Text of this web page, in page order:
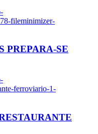
fileminimizer-
PREPARA-SE
ferroviario-1-